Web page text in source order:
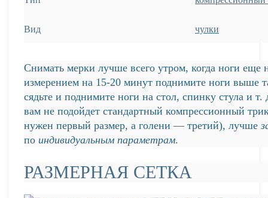
Вид чулки
Снимать мерки лучше всего утром, когда ноги еще
измерением на 15-20 минут поднимите ноги выше
сядьте и поднимите ноги на стол, спинку стула и
вам не подойдет стандартный компрессионный
нужен первый размер, а голени — третий), лучше
по индивидуальным параметрам.
РАЗМЕРНАЯ СЕТКА